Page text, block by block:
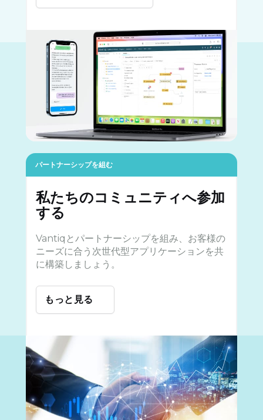
パートナーシップを組む
私たちのコミュニティへ参加
する
Vantiqとパートナーシップを組み、お客様の
ニーズに合う次世代型アプリケーションを共
に構築しましょう。
もっと見る